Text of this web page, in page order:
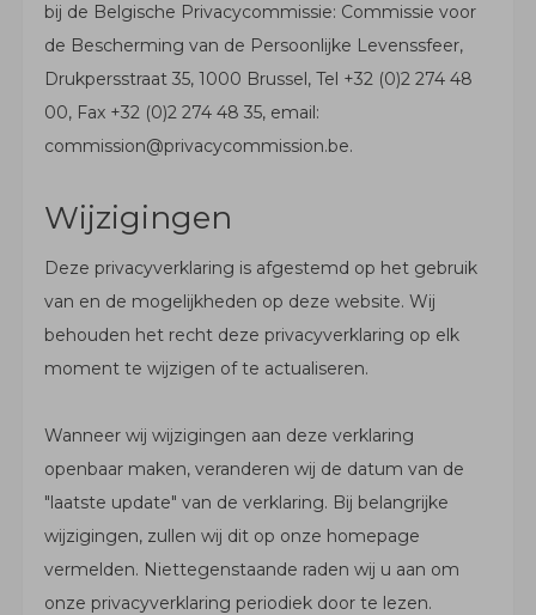
bij de Belgische Privacycommissie: Commissie voor
de Bescherming van de Persoonlijke Levenssfeer,
Drukpersstraat 35, 1000 Brussel, Tel +32 (0)2 274 48
00, Fax +32 (0)2 274 48 35, email:
commission@privacycommission.be.
Wijzigingen
Deze privacyverklaring is afgestemd op het gebruik
van en de mogelijkheden op deze website. Wij
behouden het recht deze privacyverklaring op elk
moment te wijzigen of te actualiseren.
Wanneer wij wijzigingen aan deze verklaring
openbaar maken, veranderen wij de datum van de
"laatste update" van de verklaring. Bij belangrijke
wijzigingen, zullen wij dit op onze homepage
vermelden. Niettegenstaande raden wij u aan om
onze privacyverklaring periodiek door te lezen.